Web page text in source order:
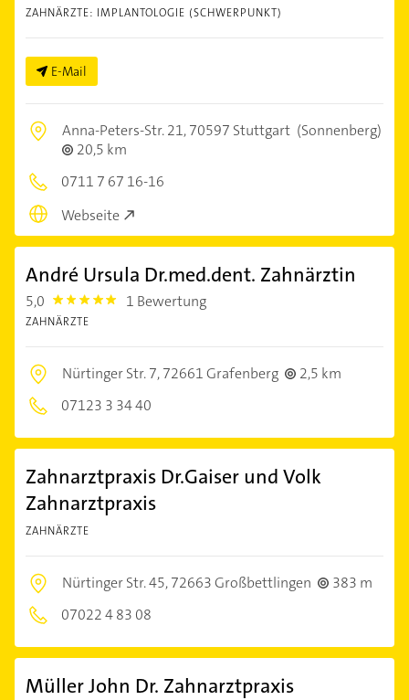
ZAHNÄRZTE: IMPLANTOLOGIE (SCHWERPUNKT)
E-Mail
Anna-Peters-Str. 21,70597 Stuttgart (Sonnenberg)
20,5 km
0711 7 67 16-16
Webseite
André Ursula Dr.med.dent. Zahnärztin
5,0 5.0 1 Bewertung
ZAHNÄRZTE
Nürtinger Str. 7,72661 Grafenberg
2,5 km
07123 3 34 40
Zahnarztpraxis Dr.Gaiser und Volk
Zahnarztpraxis
ZAHNÄRZTE
Nürtinger Str. 45,72663 Großbettlingen
383 m
07022 4 83 08
Müller John Dr. Zahnarztpraxis